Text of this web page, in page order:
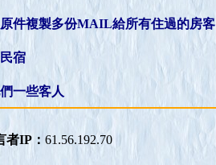
件複製多份MAIL給所有住過的房客
宿
一些客人
者IP： 61.56.192.70